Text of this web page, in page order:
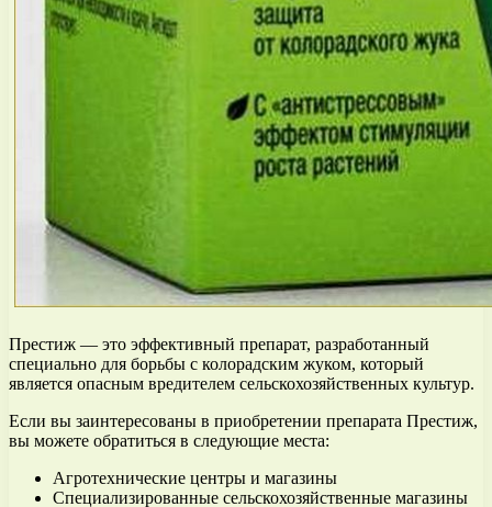
Престиж — это эффективный препарат, разработанный
специально для борьбы с колорадским жуком, который
является опасным вредителем сельскохозяйственных культур.
Если вы заинтересованы в приобретении препарата Престиж,
вы можете обратиться в следующие места:
Агротехнические центры и магазины
Специализированные сельскохозяйственные магазины